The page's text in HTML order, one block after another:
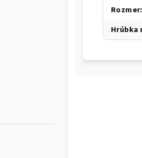
Rozmer:
Hrúbka